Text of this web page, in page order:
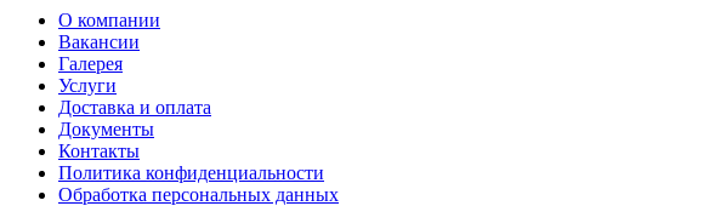
О компании
Вакансии
Галерея
Услуги
Доставка и оплата
Документы
Контакты
Политика конфиденциальности
Обработка персональных данных